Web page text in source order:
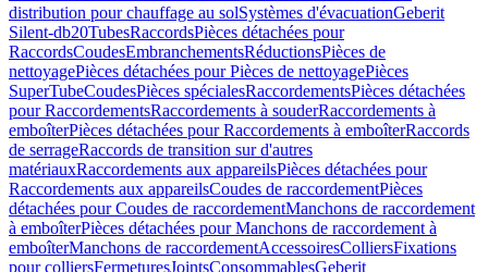
distribution pour chauffage au solSystèmes d'évacuationGeberit
Silent-db20TubesRaccordsPièces détachées pour
RaccordsCoudesEmbranchementsRéductionsPièces de
nettoyagePièces détachées pour Pièces de nettoyagePièces
SuperTubeCoudesPièces spécialesRaccordementsPièces détachées
pour RaccordementsRaccordements à souderRaccordements à
emboîterPièces détachées pour Raccordements à emboîterRaccords
de serrageRaccords de transition sur d'autres
matériauxRaccordements aux appareilsPièces détachées pour
Raccordements aux appareilsCoudes de raccordementPièces
détachées pour Coudes de raccordementManchons de raccordement
à emboîterPièces détachées pour Manchons de raccordement à
emboîterManchons de raccordementAccessoiresColliersFixations
pour colliersFermeturesJointsConsommablesGeberit